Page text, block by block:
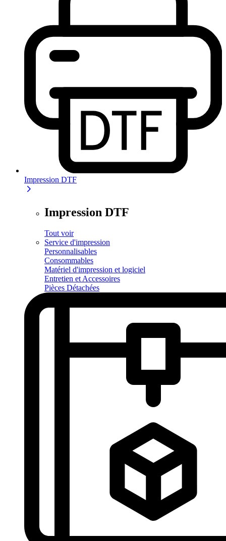
Impression DTF
Impression DTF
Tout voir
Service d'impression
Personnalisables
Consommables
Matériel d'impression et logiciel
Entretien et Accessoires
Pièces Détachées